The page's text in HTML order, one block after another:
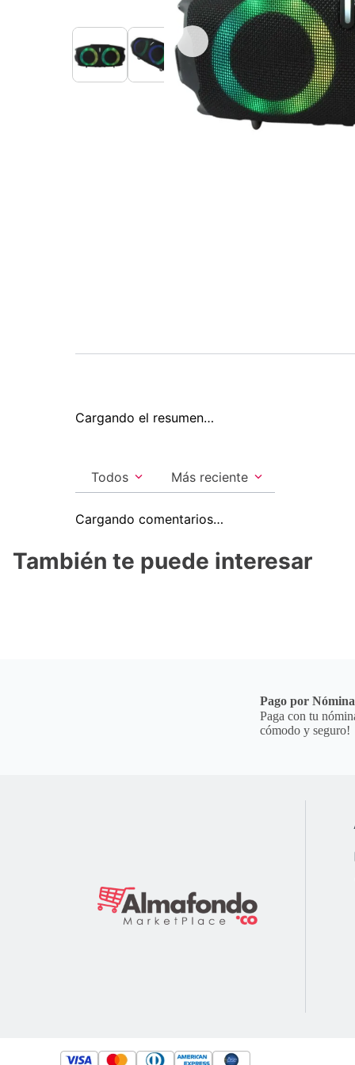
Cargando el resumen…
Más reciente
Todos
Cargando comentarios…
También te puede interesar
Pago por Nómina
Paga con tu
cómodo y seguro!